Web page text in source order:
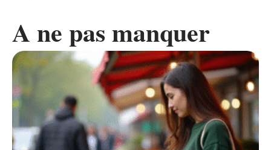
A ne pas manquer